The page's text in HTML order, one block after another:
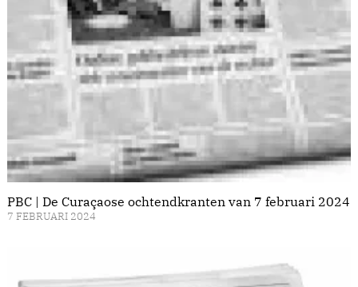
PBC | De Curaçaose ochtendkranten van 7 februari 2024
7 FEBRUARI 2024